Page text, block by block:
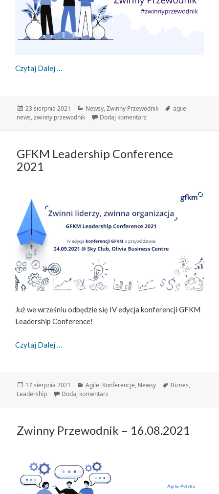
Czytaj Dalej
Data
publikacji
23 sierpnia 2021 Kategorie
Newsy,Zwinny Przewodnik Tagi
agile
news,zwinny przewodnik Dodaj komentarz
GFKM Leadership Conference
2021
Już we wrześniu odbędzie się IV edycja konferencji GFKM
Leadership Conference!
Czytaj Dalej
Data
publikacji
17 sierpnia 2021 Kategorie
Agile, Konferencje, Newsy Tagi
Biznes,
Leadership
Dodaj komentarz
Zwinny Przewodnik – 16.08.2021